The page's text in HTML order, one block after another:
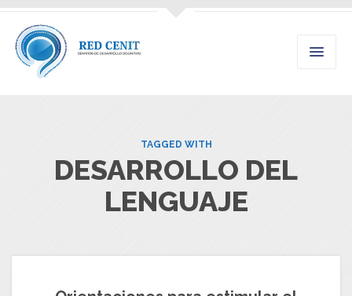
TAGGED WITH
DESARROLLO DEL
LENGUAJE